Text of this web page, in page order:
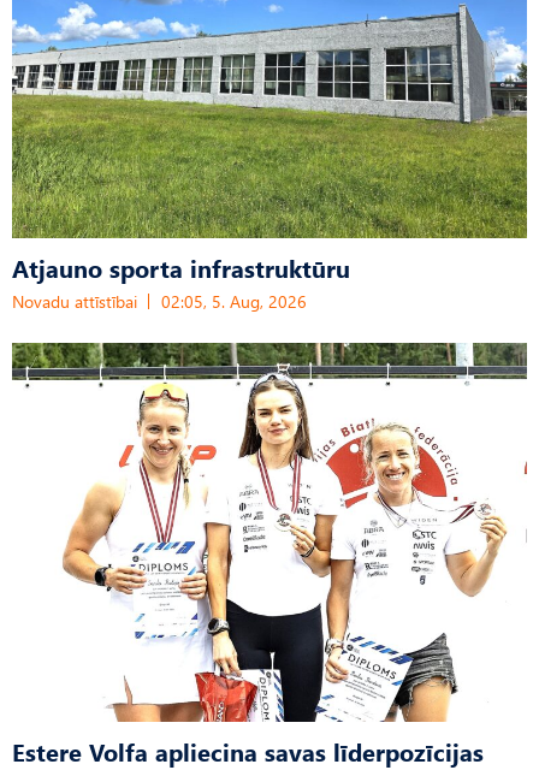
Atjauno sporta infrastruktūru
Novadu attīstībai 02:05, 5. Aug, 2026
Estere Volfa apliecina savas līderpozīcijas